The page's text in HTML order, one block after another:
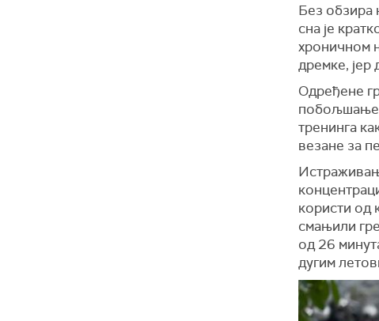
Без обзира
сна је
хроничном
дремке, јер
Одређене
побољшање
тренинга
везане за
користи од
смањили
од 26
дугим